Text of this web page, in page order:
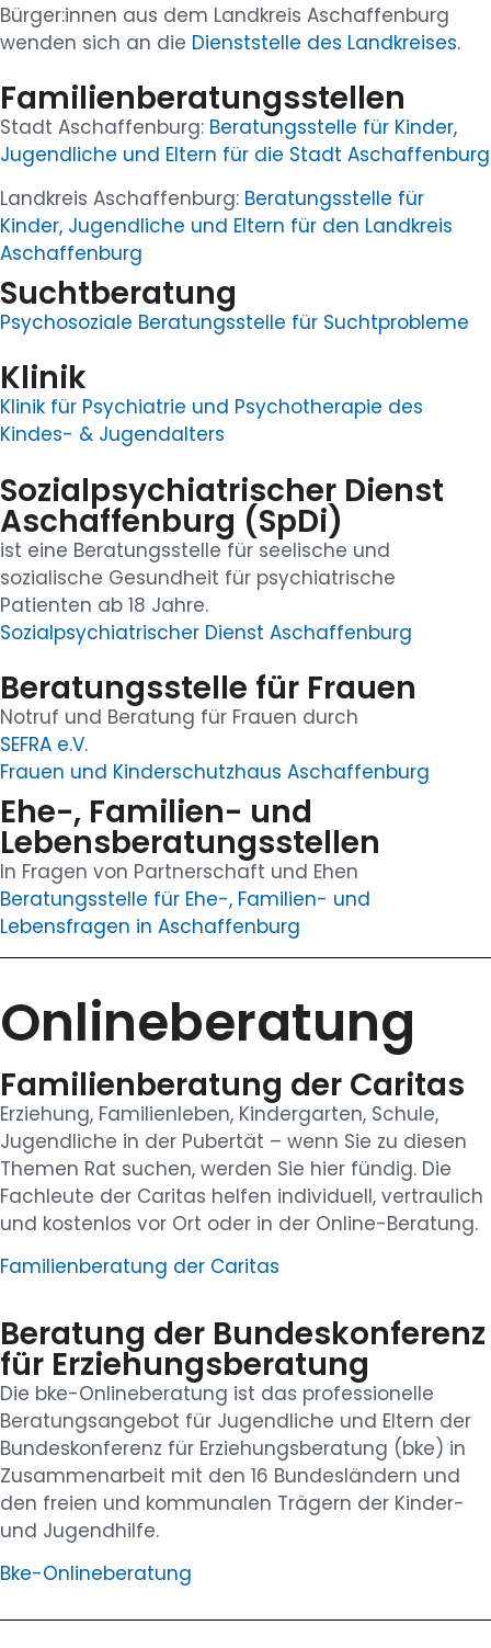
Bürger:innen aus dem Landkreis Aschaffenburg
wenden sich an die Dienststelle des Landkreises.
Familienberatungsstellen
Stadt Aschaffenburg: Beratungsstelle für Kinder,
Jugendliche und Eltern für die Stadt Aschaffenburg
Landkreis Aschaffenburg: Beratungsstelle für
Kinder, Jugendliche und Eltern für den Landkreis
Aschaffenburg
Suchtberatung
Psychosoziale Beratungsstelle für Suchtprobleme
Klinik
Klinik für Psychiatrie und Psychotherapie des
Kindes- & Jugendalters
Sozialpsychiatrischer Dienst
Aschaffenburg (SpDi)
ist eine Beratungsstelle für seelische und
sozialische Gesundheit für psychiatrische
Patienten ab 18 Jahre.
Sozialpsychiatrischer Dienst Aschaffenburg
Beratungsstelle für Frauen
Notruf und Beratung für Frauen durch
SEFRA e.V.
Frauen und Kinderschutzhaus Aschaffenburg
Ehe-, Familien- und
Lebensberatungsstellen
In Fragen von Partnerschaft und Ehen
Beratungsstelle für Ehe-, Familien- und
Lebensfragen in Aschaffenburg
Onlineberatung
Familienberatung der Caritas
Erziehung, Familienleben, Kindergarten, Schule,
Jugendliche in der Pubertät – wenn Sie zu diesen
Themen Rat suchen, werden Sie hier fündig. Die
Fachleute der Caritas helfen individuell, vertraulich
und kostenlos vor Ort oder in der Online-Beratung.
Familienberatung der Caritas
Beratung der Bundeskonferenz
für Erziehungsberatung
Die bke-Onlineberatung ist das professionelle
Beratungsangebot für Jugendliche und Eltern der
Bundeskonferenz für Erziehungsberatung (bke) in
Zusammenarbeit mit den 16 Bundesländern und
den freien und kommunalen Trägern der Kinder-
und Jugendhilfe.
Bke-Onlineberatung